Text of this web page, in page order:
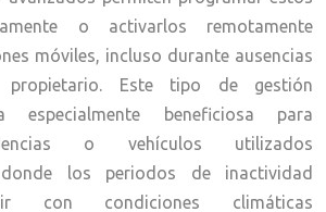
o activarlos remotamente
móviles, incluso durante ausencias
propietario. Este tipo de gestión
especialmente beneficiosa para
o vehículos utilizados
donde los periodos de inactividad
con condiciones climáticas